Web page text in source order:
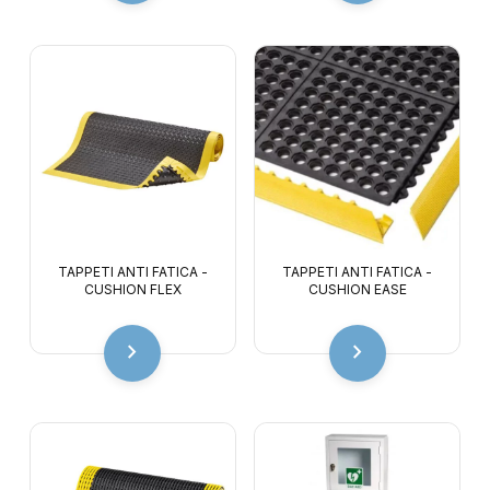
TAPPETI ANTI FATICA -
CUSHION FLEX
chevron_right
TAPPETI ANTI FATICA -
CUSHION EASE
chevron_right